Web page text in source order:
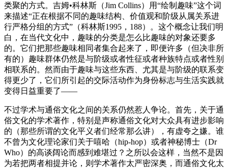
类聚的方式。吉姆•科林斯（Jim Collins）用“绘制趣味”这个词
来描述“正在根据不同的趣味结构、价值观和阶级从属关系进
行严格分组的方式”（科林斯1995，188）。这个概念让我们明
白，在当代文化中，趣味的分类是怎么比趣味的对象还要多
的。它们把那些趣味相同者集合起来了，即便许多（但决非所
有的）趣味群体仍然是与阶级或者性征或者种族特点或者性别
相联系的。然而由于趣味与这些东西、尤其是与阶级的联系变
得更少了，它们所引起的交际活动作为身份标志与生活实践就
变得日益重要了——
不过学术与通俗文化之间的关系仍然惹人争论。首先，关于通
俗文化的学术著作，特别是声称通俗文化对大众具有进步影响
的（那些所谓的文化平义者们经常那么讲），有虚夸之嫌。谁
不曾为文化理论家们关于嘻哈（hip-hop）或者神秘博士（Dr
Who）的高谈阔论而感到难堪过？之所以会这样，当然不是因
为若把两者相提并论，则学术著作太严密深奥，而通俗文化太